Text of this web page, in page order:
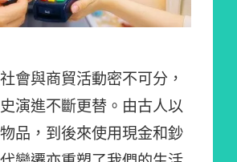
會與商貿活動密不可分，
演進不斷更替。由古人以
品，到後來使用現金和鈔